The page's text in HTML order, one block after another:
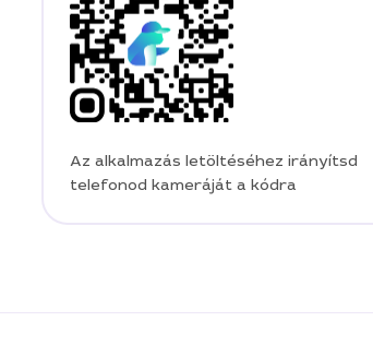
Az alkalmazás letöltéséhez irányítsd
telefonod kameráját a kódra